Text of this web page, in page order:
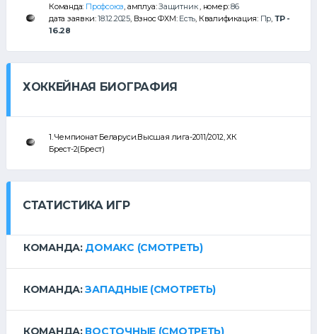
Команда: Профсоюз, амплуа:Защитник, номер:86
дата заявки:18.12.2025, Взнос ФХМ: Есть, Квалификация: Пр, ТР -
16.28
ХОККЕЙНАЯ БИОГРАФИЯ
1. Чемпионат Беларуси.Высшая лига-2011/2012, ХК
Брест-2(Брест)
СТАТИСТИКА ИГР
КОМАНДА: ДОМАКС (СМОТРЕТЬ)
КОМАНДА:ЗАПАДНЫЕ (СМОТРЕТЬ)
КОМАНДА: ВОСТОЧНЫЕ (СМОТРЕТЬ)